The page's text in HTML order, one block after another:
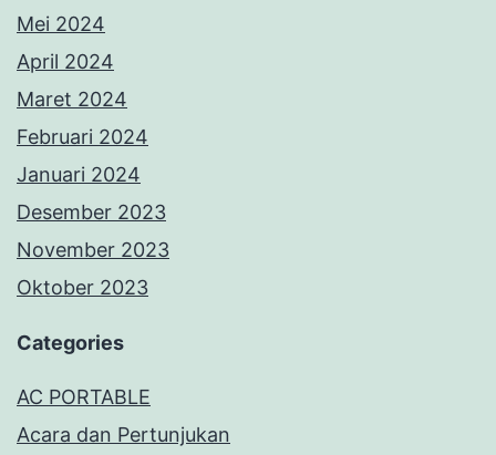
Mei 2024
April 2024
Maret 2024
Februari 2024
Januari 2024
Desember 2023
November 2023
Oktober 2023
Categories
AC PORTABLE
Acara dan Pertunjukan